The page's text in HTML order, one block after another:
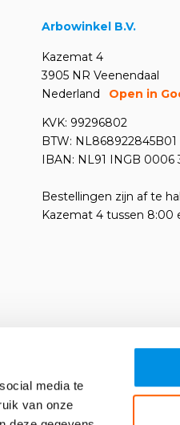
media te
van onze
Arbowinkel B.V.
Kazemat 4
3905 NR Veenendaal
Nederland
Open in
KVK: 99296802
BTW: NL868922845B01
IBAN: NL91 INGB 0006
Bestellingen zijn af te
Kazemat 4 tussen 8:00